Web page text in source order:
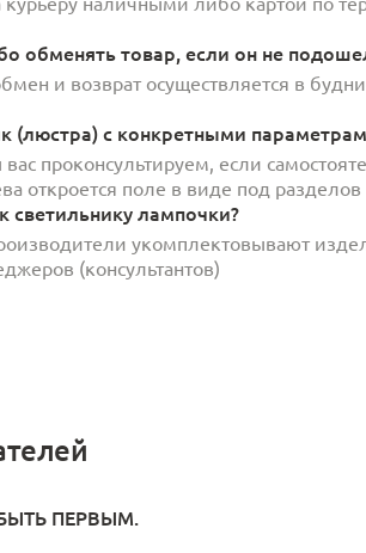
обменять товар, если он не
и возврат осуществляется в
(люстра) с конкретными
проконсультируем, если
откроется поле в виде под
светильнику лампочки?
укомплектовывают
(консультантов)
ПЕРВЫМ.